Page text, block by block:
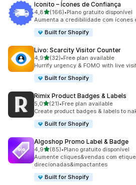
Iconito – Ícones de Confiança
4,8de 5 estrelas
(166)
166 total de avaliações
•Plano gratuito disponível
Aumenta a credibilidade com ícones
Built for Shopify
Livo: Scarcity Visitor Counter
4,9de 5 estrelas
(32)
32 total de avaliações
•Free plan available
Hurrify urgency & FOMO with live
Built for Shopify
Rimix Product Badges & Labels
5,0de 5 estrelas
(21)
21 total de avaliações
•Free plan available
Create product badges & labels to
Built for Shopify
Algoshop Promo Label & Badge
4,9de 5 estrelas
(85)
85 total de avaliações
•Plano gratuito disponível
Aumente cliques&vendas com
direcionadas&impactantes
Built for Shopify